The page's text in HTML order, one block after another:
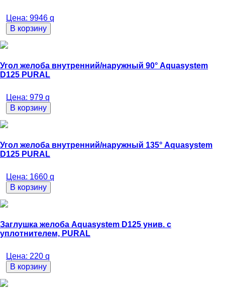
Цена: 9946 q
В корзину
Угол желоба внутренний/наружный 90° Aquasystem
D125 PURAL
Цена: 979 q
В корзину
Угол желоба внутренний/наружный 135° Aquasystem
D125 PURAL
Цена: 1660 q
В корзину
Заглушка желоба Aquasystem D125 унив. с
уплотнителем, PURAL
Цена: 220 q
В корзину